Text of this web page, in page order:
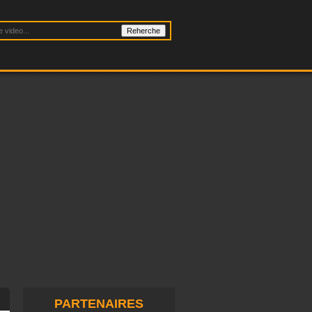
PARTENAIRES